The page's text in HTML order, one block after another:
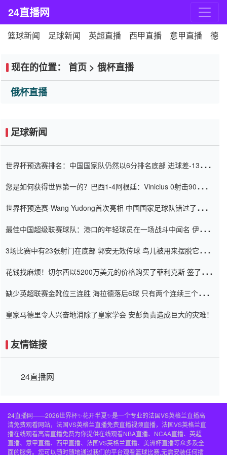
24直播网
篮球新闻 足球新闻 英超直播 西甲直播 意甲直播 德
现在的位置： 首页 > 俄杯直播
俄杯直播
足球新闻
世界杯预选赛排名：中国国家队仍然以6分排名底部 进球差-13令人
您是如何获得世界第一的？巴西1-4阿根廷：Vinicius 0射击90分钟
世界杯预选赛-Wang Yudong首次亮相 中国国家足球队错过了世界
最佳中国超级联赛球队：港口的年轻球员在一场战斗中闻名 伊万放
3场比赛中有23张射门在底部 郭安无效传球 鸟儿被用来摆脱它
花钱找麻烦！切尔西以5200万美元的价格购买了菲利克斯 签了7年
缺少英超联赛金靴位三连胜 海拉德落后6球 只有两个连续三个连续
皇家马德里令人兴奋地消除了皇家学会 安彭负责造成巨大的灾难！
友情链接
24直播网
24直播网——2026世界杯✨花开半夏✨是一个专业的法国VS英格兰直播高
清免费观看网站，法国VS英格兰直播免费直播视频直播，法国VS英格兰直
播在线观看高清直播免费为你提供在线观看NBA直播、NCAA直播、英超
直播、意甲直播、西甲直播、法国VS英格兰直播、美洲杯直播等众多及全
面的服务。您可以随时随地通过我们的平台观看篮球比赛,无需安装任何插